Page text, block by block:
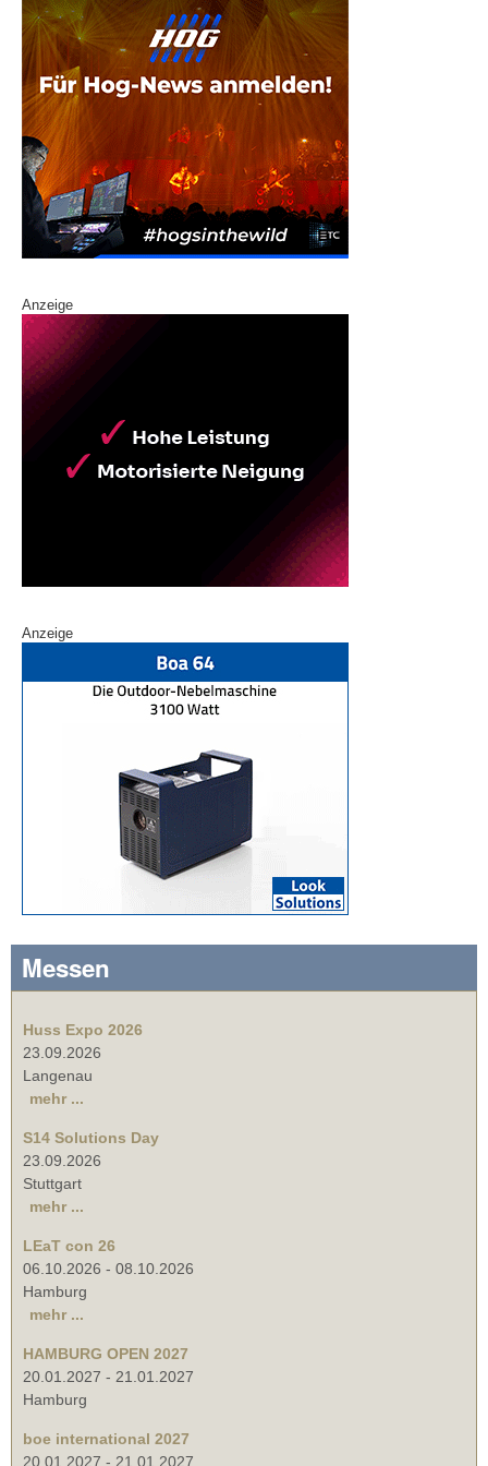
Anzeige
Anzeige
Messen
Huss Expo 2026
23.09.2026
Langenau
mehr ...
S14 Solutions Day
23.09.2026
Stuttgart
mehr ...
LEaT con 26
06.10.2026 - 08.10.2026
Hamburg
mehr ...
HAMBURG OPEN 2027
20.01.2027 - 21.01.2027
Hamburg
boe international 2027
20.01.2027 - 21.01.2027